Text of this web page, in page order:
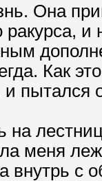
Она
ракурса,
Как
пытался
меня
внутрь с